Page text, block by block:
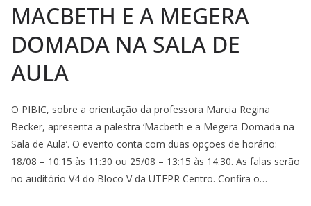
MACBETH E A MEGERA
DOMADA NA SALA DE
AULA
O PIBIC, sobre a orientação da professora Marcia Regina
Becker, apresenta a palestra ‘Macbeth e a Megera Domada na
Sala de Aula’. O evento conta com duas opções de horário:
18/08 – 10:15 às 11:30 ou 25/08 – 13:15 às 14:30. As falas serão
no auditório V4 do Bloco V da UTFPR Centro. Confira o…